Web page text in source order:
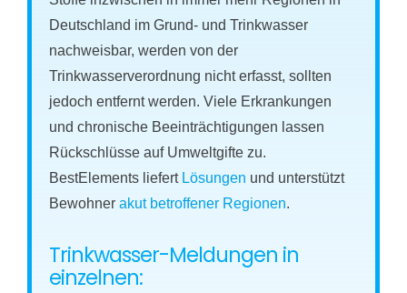
Deutschland im Grund- und Trinkwasser
nachweisbar, werden von der
Trinkwasserverordnung nicht erfasst, sollten
jedoch entfernt werden. Viele Erkrankungen
und chronische Beeinträchtigungen lassen
Rückschlüsse auf Umweltgifte zu.
BestElements liefert Lösungen und unterstützt
Bewohnerakut betroffener Regionen.
Trinkwasser-Meldungen in
einzelnen: